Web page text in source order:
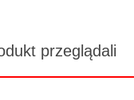
przeglądali